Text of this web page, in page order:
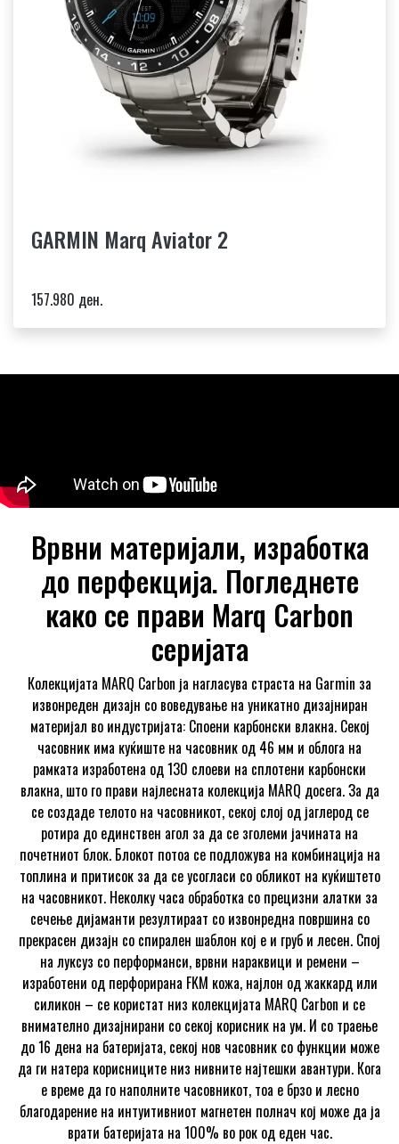
GARMIN Marq Aviator 2
157.980 ден.
Врвни материјали, изработка
до перфекција. Погледнете
како се прави Marq Carbon
серијата
Колекцијата MARQ Carbon ја нагласува страста на Garmin за
извонреден дизајн со воведување на уникатно дизајниран
материјал во индустријата: Споени карбонски влакна. Секој
часовник има куќиште на часовник од 46 мм и облога на
рамката изработена од 130 слоеви на сплотени карбонски
влакна, што го прави најлесната колекција MARQ досега. За да
се создаде телото на часовникот, секој слој од јаглерод се
ротира до единствен агол за да се зголеми јачината на
почетниот блок. Блокот потоа се подложува на комбинација на
топлина и притисок за да се усогласи со обликот на куќиштето
на часовникот. Неколку часа обработка со прецизни алатки за
сечење дијаманти резултираат со извонредна површина со
прекрасен дизајн со спирален шаблон кој е и груб и лесен. Спој
на луксуз со перформанси, врвни нараквици и ремени –
изработени од перфорирана FKM кожа, најлон од жаккард или
силикон – се користат низ колекцијата MARQ Carbon и се
внимателно дизајнирани со секој корисник на ум. И со траење
до 16 дена на батеријата, секој нов часовник со функции може
да ги натера корисниците низ нивните најтешки авантури. Кога
е време да го наполните часовникот, тоа е брзо и лесно
благодарение на интуитивниот магнетен полнач кој може да ја
врати батеријата на 100% во рок од еден час.